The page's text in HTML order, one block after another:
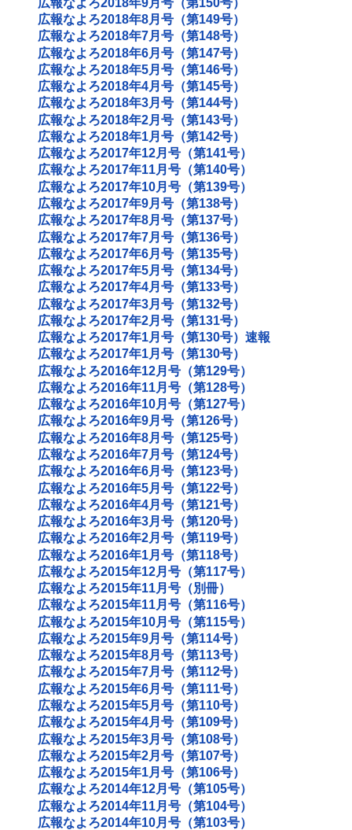
広報なよろ2018年8月号（第149号）
広報なよろ2018年7月号（第148号）
広報なよろ2018年6月号（第147号）
広報なよろ2018年5月号（第146号）
広報なよろ2018年4月号（第145号）
広報なよろ2018年3月号（第144号）
広報なよろ2018年2月号（第143号）
広報なよろ2018年1月号（第142号）
広報なよろ2017年12月号（第141号）
広報なよろ2017年11月号（第140号）
広報なよろ2017年10月号（第139号）
広報なよろ2017年9月号（第138号）
広報なよろ2017年8月号（第137号）
広報なよろ2017年7月号（第136号）
広報なよろ2017年6月号（第135号）
広報なよろ2017年5月号（第134号）
広報なよろ2017年4月号（第133号）
広報なよろ2017年3月号（第132号）
広報なよろ2017年2月号（第131号）
広報なよろ2017年1月号（第130号）速報
広報なよろ2017年1月号（第130号）
広報なよろ2016年12月号（第129号）
広報なよろ2016年11月号（第128号）
広報なよろ2016年10月号（第127号）
広報なよろ2016年9月号（第126号）
広報なよろ2016年8月号（第125号）
広報なよろ2016年7月号（第124号）
広報なよろ2016年6月号（第123号）
広報なよろ2016年5月号（第122号）
広報なよろ2016年4月号（第121号）
広報なよろ2016年3月号（第120号）
広報なよろ2016年2月号（第119号）
広報なよろ2016年1月号（第118号）
広報なよろ2015年12月号（第117号）
広報なよろ2015年11月号（別冊）
広報なよろ2015年11月号（第116号）
広報なよろ2015年10月号（第115号）
広報なよろ2015年9月号（第114号）
広報なよろ2015年8月号（第113号）
広報なよろ2015年7月号（第112号）
広報なよろ2015年6月号（第111号）
広報なよろ2015年5月号（第110号）
広報なよろ2015年4月号（第109号）
広報なよろ2015年3月号（第108号）
広報なよろ2015年2月号（第107号）
広報なよろ2015年1月号（第106号）
広報なよろ2014年12月号（第105号）
広報なよろ2014年11月号（第104号）
広報なよろ2014年10月号（第103号）